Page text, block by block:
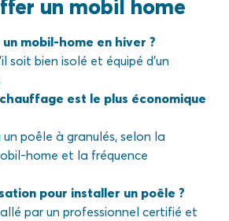
un mobil home
mobil-home en hiver ?
soit bien isolé et équipé d’un
est le plus économique
poêle à granulés, selon la
home et la fréquence
pour installer un poêle ?
par un professionnel certifié et